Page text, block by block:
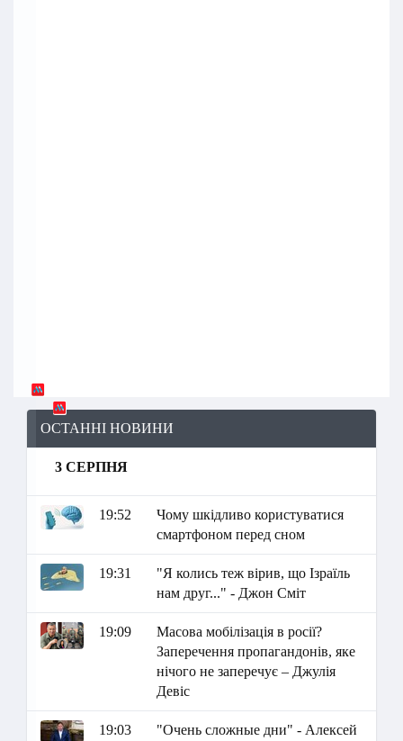
ОСТАННІ НОВИНИ
3 СЕРПНЯ
19:52
Чому шкідливо користуватися
смартфоном перед сном
19:31
"Я колись теж вірив, що Ізраїль
нам друг..." - Джон Сміт
19:09
Масова мобілізація в росії?
Заперечення пропагандонів, яке
нічого не заперечує – Джулія
Девіс
19:03
"Очень сложные дни" - Алексей